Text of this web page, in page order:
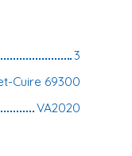
3
Cuire 69300
VA2020